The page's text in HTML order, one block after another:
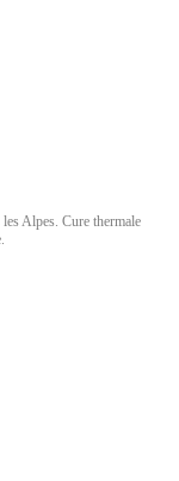
Alpes. Cure thermale